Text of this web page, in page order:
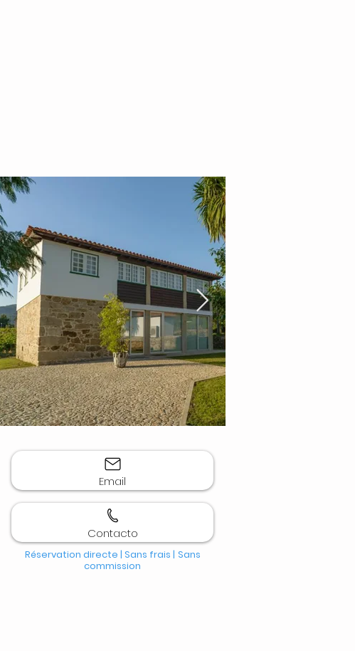
Email
Contacto
Réservation directe | Sans frais | Sans
commission